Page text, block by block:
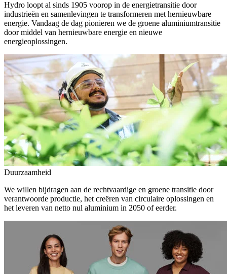
Hydro loopt al sinds 1905 voorop in de energietransitie door
industrieën en samenlevingen te transformeren met hernieuwbare
energie. Vandaag de dag pionieren we de groene aluminiumtransitie
door middel van hernieuwbare energie en nieuwe
energieoplossingen.
Duurzaamheid
We willen bijdragen aan de rechtvaardige en groene transitie door
verantwoorde productie, het creëren van circulaire oplossingen en
het leveren van netto nul aluminium in 2050 of eerder.